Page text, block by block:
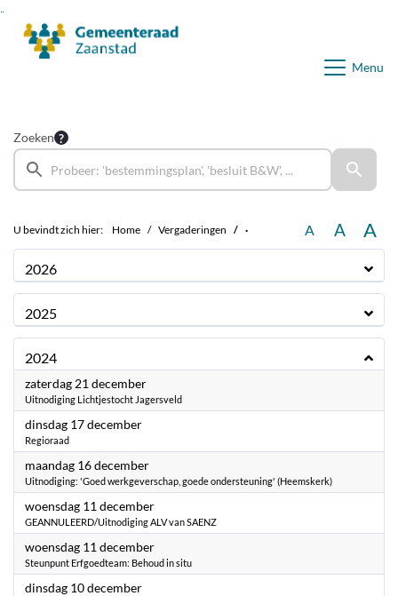
Menu
Zoeken
U bevindt zich hier: Home Vergaderingen · A A A
2026
2025
2024
zaterdag 21 december2024
Uitnodiging Lichtjestocht Jagersveld
dinsdag 17 december2024
Regioraad
maandag 16 december2024
Uitnodiging: 'Goed werkgeverschap, goede ondersteuning' (Heemskerk)
woensdag 11 december2024
GEANNULEERD/Uitnodiging ALV van SAENZ
woensdag 11 december2024
Steunpunt Erfgoedteam: Behoud in situ
dinsdag 10 december2024